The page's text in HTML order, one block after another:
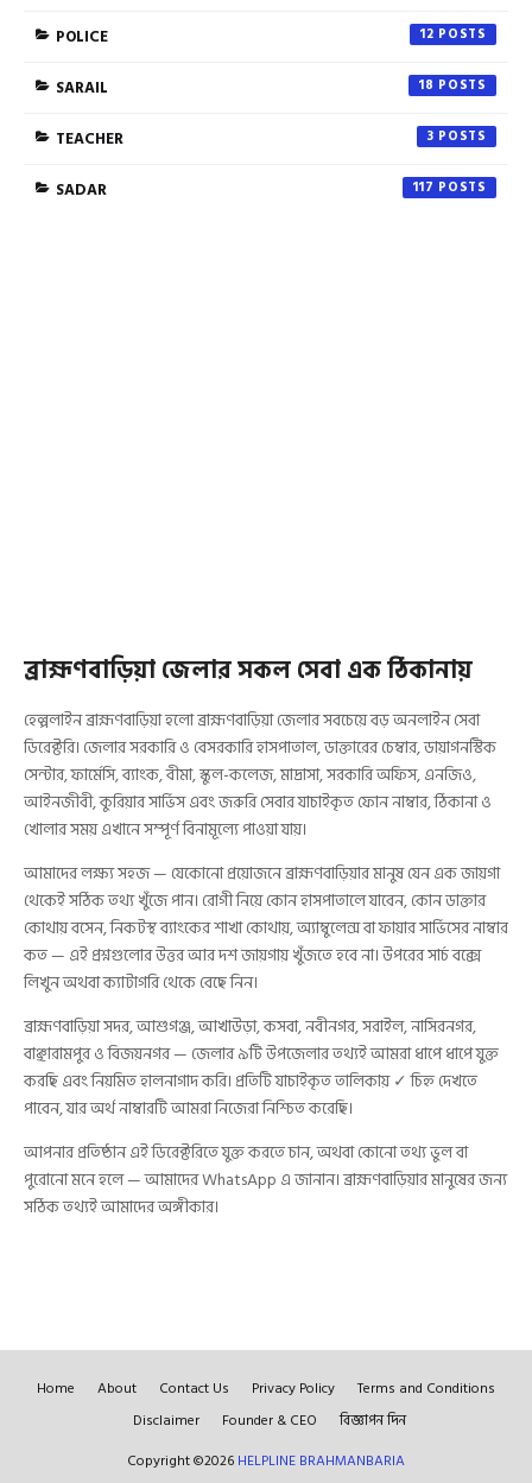
POLICE 12
SARAIL 18
TEACHER 3
SADAR 117
ব্রাহ্মণবাড়িয়া জেলার সকল সেবা এক ঠিকানায়
হেল্পলাইন ব্রাহ্মণবাড়িয়া হলো ব্রাহ্মণবাড়িয়া জেলার সবচেয়ে বড় অনলাইন সেবা
ডিরেক্টরি। জেলার সরকারি ও বেসরকারি হাসপাতাল, ডাক্তারের চেম্বার, ডায়াগনস্টিক
সেন্টার, ফার্মেসি, ব্যাংক, বীমা, স্কুল-কলেজ, মাদ্রাসা, সরকারি অফিস, এনজিও,
আইনজীবী, কুরিয়ার সার্ভিস এবং জরুরি সেবার যাচাইকৃত ফোন নাম্বার, ঠিকানা ও
খোলার সময় এখানে সম্পূর্ণ বিনামূল্যে পাওয়া যায়।
আমাদের লক্ষ্য সহজ — যেকোনো প্রয়োজনে ব্রাহ্মণবাড়িয়ার মানুষ যেন এক জায়গা
থেকেই সঠিক তথ্য খুঁজে পান। রোগী নিয়ে কোন হাসপাতালে যাবেন, কোন ডাক্তার
কোথায় বসেন, নিকটস্থ ব্যাংকের শাখা কোথায়, অ্যাম্বুলেন্স বা ফায়ার সার্ভিসের নাম্বার
কত — এই প্রশ্নগুলোর উত্তর আর দশ জায়গায় খুঁজতে হবে না। উপরের সার্চ বক্সে
লিখুন অথবা ক্যাটাগরি থেকে বেছে নিন।
ব্রাহ্মণবাড়িয়া সদর, আশুগঞ্জ, আখাউড়া, কসবা, নবীনগর, সরাইল, নাসিরনগর,
বাঞ্ছারামপুর ও বিজয়নগর — জেলার ৯টি উপজেলার তথ্যই আমরা ধাপে ধাপে যুক্ত
করছি এবং নিয়মিত হালনাগাদ করি। প্রতিটি যাচাইকৃত তালিকায় ✓ চিহ্ন দেখতে
পাবেন, যার অর্থ নাম্বারটি আমরা নিজেরা নিশ্চিত করেছি।
আপনার প্রতিষ্ঠান এই ডিরেক্টরিতে যুক্ত করতে চান, অথবা কোনো তথ্য ভুল বা
পুরোনো মনে হলে — আমাদের WhatsApp এ জানান। ব্রাহ্মণবাড়িয়ার মানুষের জন্য
সঠিক তথ্যই আমাদের অঙ্গীকার।
Home About Contact Us Privacy Policy
Terms and Conditions
Disclaimer
Founder & CEO
বিজ্ঞাপন দিন
Copyright ©2026 HELPLINE BRAHMANBARIA